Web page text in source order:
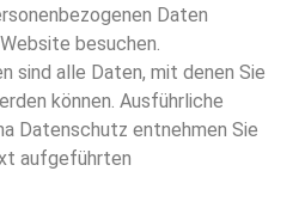
Daten
besuchen.
sind alle Daten, mit denen Sie
können. Ausführliche
Datenschutz entnehmen Sie
aufgeführten